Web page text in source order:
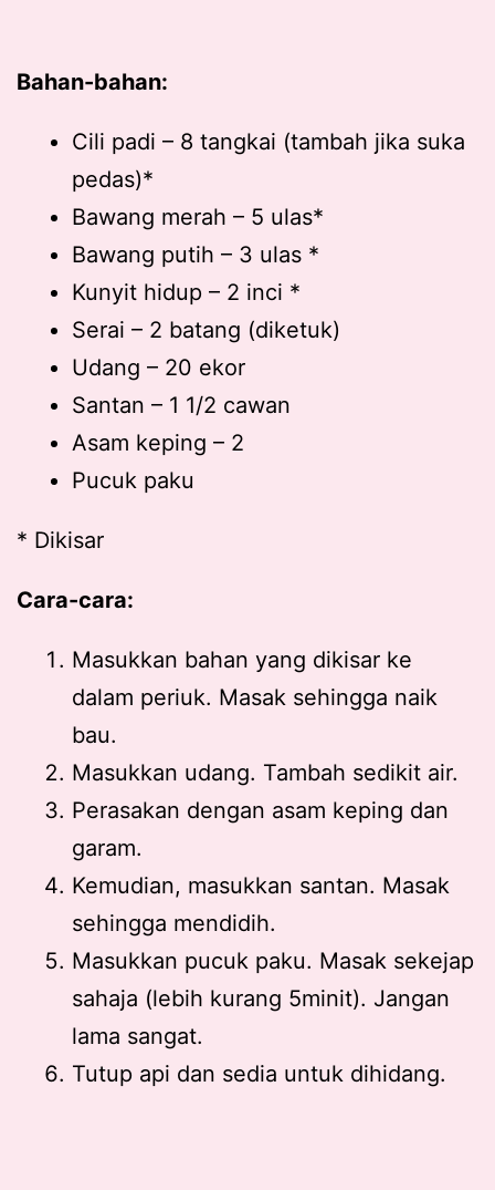
Bahan-bahan:
Cili padi – 8 tangkai (tambah jika suka
pedas)*
Bawang merah – 5 ulas*
Bawang putih – 3 ulas *
Kunyit hidup – 2 inci *
Serai – 2 batang (diketuk)
Udang – 20 ekor
Santan – 1 1/2 cawan
Asam keping – 2
Pucuk paku
* Dikisar
Cara-cara:
Masukkan bahan yang dikisar ke
dalam periuk. Masak sehingga naik
bau.
Masukkan udang. Tambah sedikit air.
Perasakan dengan asam keping dan
garam.
Kemudian, masukkan santan. Masak
sehingga mendidih.
Masukkan pucuk paku. Masak sekejap
sahaja (lebih kurang 5minit). Jangan
lama sangat.
Tutup api dan sedia untuk dihidang.